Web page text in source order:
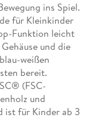
ins Spiel.
für Kleinkinder
Funktion leicht
und die
weißen
bereit.
(FSC-
und
ist für Kinder ab 3